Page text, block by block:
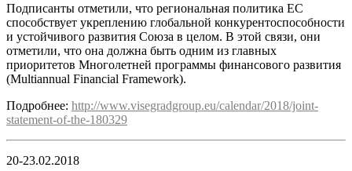
Подписанты отметили, что региональная политика ЕС
способствует укреплению глобальной конкурентоспособности
и устойчивого развития Союза в целом. В этой связи, они
отметили, что она должна быть одним из главных
приоритетов Многолетней программы финансового развития
(Multiannual Financial Framework).
Подробнее: http://www.visegradgroup.eu/calendar/2018/joint-
statement-of-the-180329
20-23.02.2018